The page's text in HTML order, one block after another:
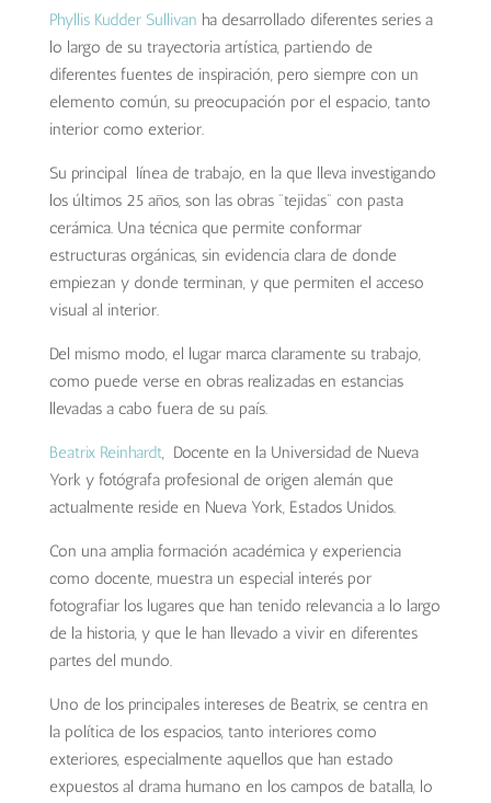
Phyllis Kudder Sullivan ha desarrollado diferentes series a
lo largo de su trayectoria artística, partiendo de
diferentes fuentes de inspiración, pero siempre con un
elemento común, su preocupación por el espacio, tanto
interior como exterior.
Su principal línea de trabajo, en la que lleva investigando
los últimos 25 años, son las obras “tejidas” con pasta
cerámica. Una técnica que permite conformar
estructuras orgánicas, sin evidencia clara de donde
empiezan y donde terminan, y que permiten el acceso
visual al interior.
Del mismo modo, el lugar marca claramente su trabajo,
como puede verse en obras realizadas en estancias
llevadas a cabo fuera de su país.
Beatrix Reinhardt, Docente en la Universidad de Nueva
York y fotógrafa profesional de origen alemán que
actualmente reside en Nueva York, Estados Unidos.
Con una amplia formación académica y experiencia
como docente, muestra un especial interés por
fotografiar los lugares que han tenido relevancia a lo largo
de la historia, y que le han llevado a vivir en diferentes
partes del mundo.
Uno de los principales intereses de Beatrix, se centra en
la política de los espacios, tanto interiores como
exteriores, especialmente aquellos que han estado
expuestos al drama humano en los campos de batalla, lo